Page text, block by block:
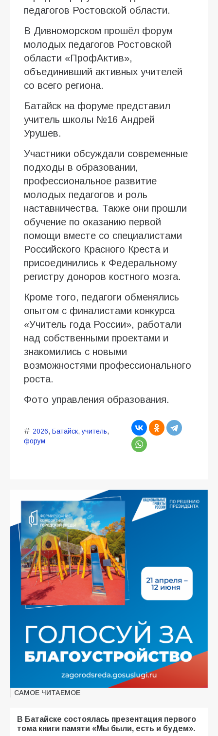
педагогов Ростовской области.
В Дивноморском прошёл форум
молодых педагогов Ростовской
области «ПрофАктив»,
объединивший активных учителей
со всего региона.
Батайск на форуме представил
учитель школы №16 Андрей
Урушев.
Участники обсуждали современные
подходы в образовании,
профессиональное развитие
молодых педагогов и роль
наставничества. Также они прошли
обучение по оказанию первой
помощи вместе со специалистами
Российского Красного Креста и
присоединились к Федеральному
регистру доноров костного мозга.
Кроме того, педагоги обменялись
опытом с финалистами конкурса
«Учитель года России», работали
над собственными проектами и
знакомились с новыми
возможностями профессионального
роста.
Фото управления образования.
2026, Батайск,учитель,
форум
САМОЕ ЧИТАЕМОЕ
В Батайске состоялась презентация первого
тома книги памяти «Мы были, есть и будем».